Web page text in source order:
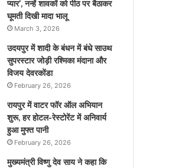
प्यार’, नन्हें शावकों को पीठ पर बैठाकर
घूमती दिखी मादा भालू
March 3, 2026
उदयपुर में शादी के बंधन में बंधे साउथ
सुपरस्टार जोड़ी रश्मिका मंदाना और
विजय देवरकोंडा
February 26, 2026
रायपुर में वाटर फॉर ऑल अभियान
शुरू, हर होटल-रेस्टोरेंट में अनिवार्य
हुआ मुफ्त पानी
February 26, 2026
मुख्यमंत्री विष्णु देव साय ने कहा कि